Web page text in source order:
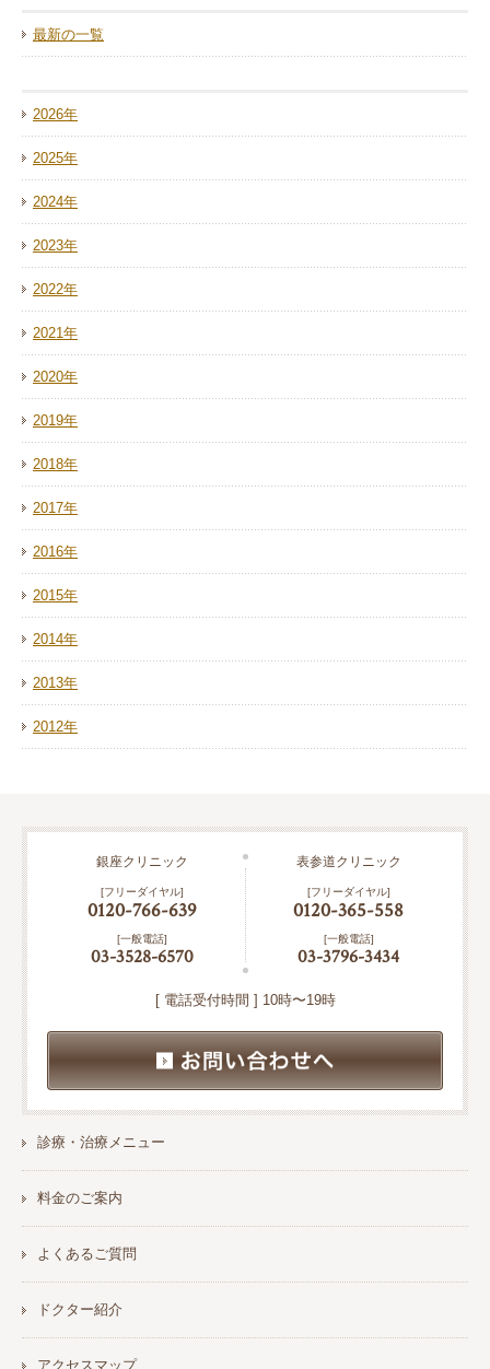
最新の一覧
2026年
2025年
2024年
2023年
2022年
2021年
2020年
2019年
2018年
2017年
2016年
2015年
2014年
2013年
2012年
銀座クリニック
[フリーダイヤル]
0120-766-639
[一般電話]
03-3528-6570
表参道クリニック
[フリーダイヤル]
0120-365-558
[一般電話]
03-3796-3434
[ 電話受付時間 ] 10時〜19時
診療・治療メニュー
料金のご案内
よくあるご質問
ドクター紹介
アクセスマップ